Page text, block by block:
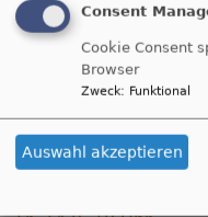
Kulmbach / Melkendorf
Consent
Cookie Consent
Browser
Zweck: Funktional
Auswahl akzeptieren